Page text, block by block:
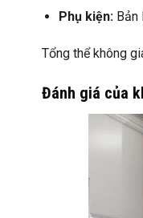
Phụ kiện:Bản
Tổng thể không
Đánh giá của